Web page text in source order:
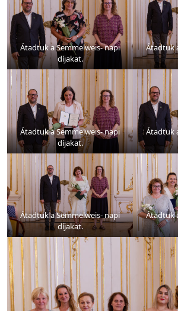
Átadtuk a Semmelweis- napi
díjakat.
Átadtuk
Átadtuk a Semmelweis- napi
díjakat.
Átadtuk
Átadtuk a Semmelweis- napi
díjakat.
Átadtuk